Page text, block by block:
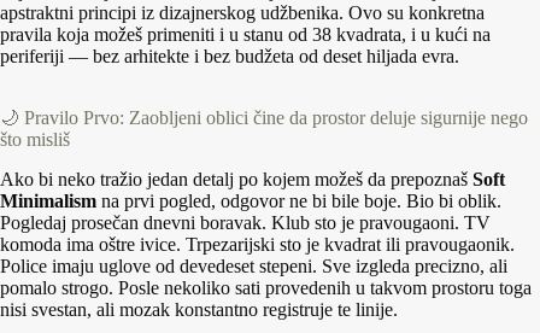
apstraktni principi iz dizajnerskog udžbenika. Ovo su konkretna
pravila koja možeš primeniti i u stanu od 38 kvadrata, i u kući na
periferiji — bez arhitekte i bez budžeta od deset hiljada evra.
🌙 Pravilo Prvo: Zaobljeni oblici čine da prostor deluje sigurnije nego
što misliš
Ako bi neko tražio jedan detalj po kojem možeš da prepoznaš Soft
Minimalism na prvi pogled, odgovor ne bi bile boje. Bio bi oblik.
Pogledaj prosečan dnevni boravak. Klub sto je pravougaoni. TV
komoda ima oštre ivice. Trpezarijski sto je kvadrat ili pravougaonik.
Police imaju uglove od devedeset stepeni. Sve izgleda precizno, ali
pomalo strogo. Posle nekoliko sati provedenih u takvom prostoru toga
nisi svestan, ali mozak konstantno registruje te linije.